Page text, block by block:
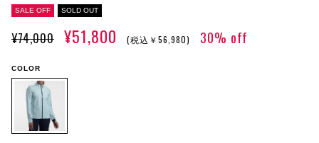
SALE OFF SOLD OUT
¥74,000 ¥51,800 (税込￥56,980) 30% off
COLOR